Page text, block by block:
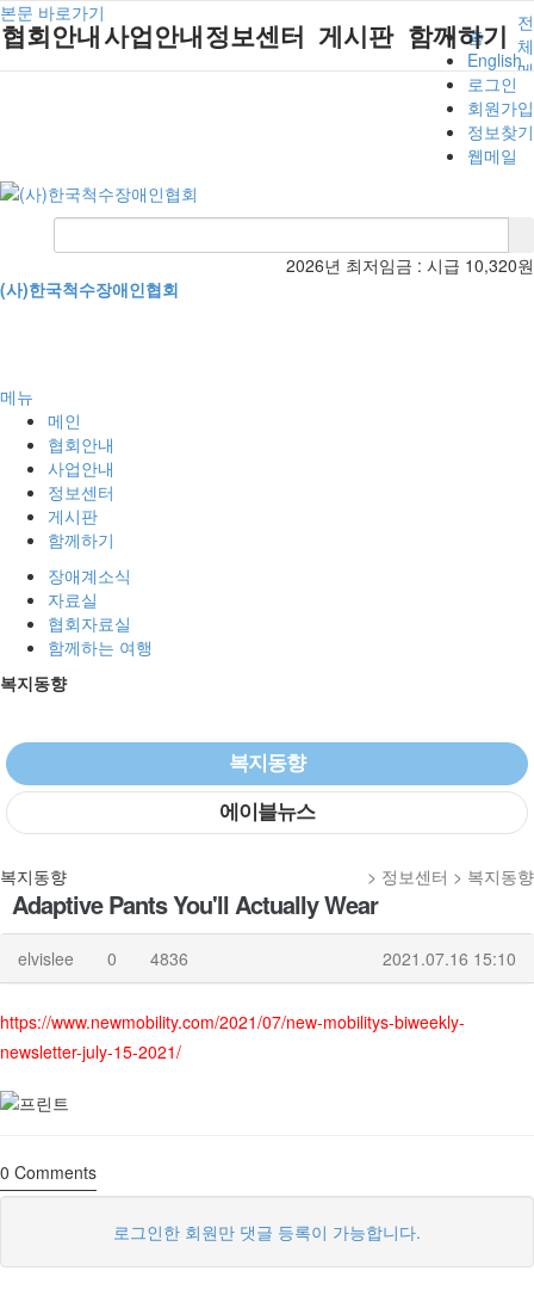
본문 바로가기
홈
English
로그인
회원가입
정보찾기
웹메일
2026년 최저임금 : 시급 10,320원
(사)한국척수장애인협회
협회안내
조직도
찾아오시는길
사업안내
척수장애인직
업재활
척수재활연구
정보센터 게시판
포토갤러리
함께하기
후원안내
회원가입안내
자원봉사안내
전
체
메
메뉴
메인
협회안내
사업안내
정보센터
게시판
함께하기
장애계소식
자료실
협회자료실
함께하는 여행
복지동향
복지동향
에이블뉴스
> 정보센터 > 복지동향
복지동향
Adaptive Pants You'll Actually Wear
elvislee 0 4836 2021.07.16 15:10
https://www.newmobility.com/2021/07/new-mobilitys-biweekly-
newsletter-july-15-2021/
0 Comments
로그인한 회원만 댓글 등록이 가능합니다.